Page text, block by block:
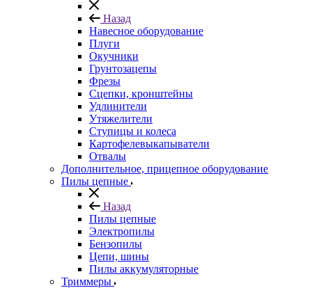
Назад
Навесное оборудование
Плуги
Окучники
Грунтозацепы
Фрезы
Сцепки, кронштейны
Удлинители
Утяжелители
Ступицы и колеса
Картофелевыкапыватели
Отвалы
Дополнительное, прицепное оборудование
Пилы цепные
Назад
Пилы цепные
Электропилы
Бензопилы
Цепи, шины
Пилы аккумуляторные
Триммеры